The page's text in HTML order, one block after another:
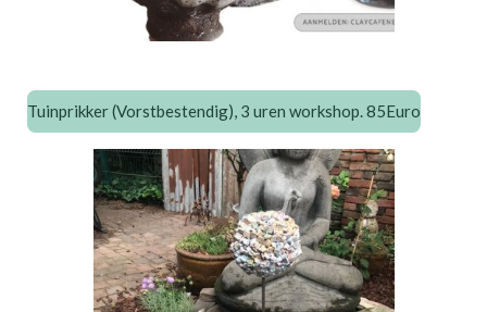
Tuinprikker (Vorstbestendig), 3 uren workshop. 85Euro